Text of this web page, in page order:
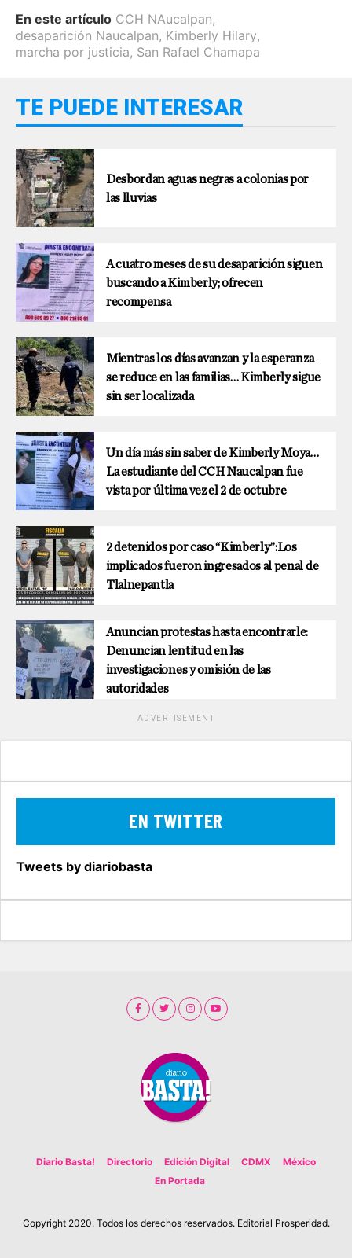
En este artículo CCH NAucalpan,
desaparición Naucalpan, Kimberly Hilary,
marcha por justicia, San Rafael Chamapa
TE PUEDE INTERESAR
Desbordan aguas negras a colonias por
las lluvias
A cuatro meses de su desaparición siguen
buscando a Kimberly; ofrecen
recompensa
Mientras los días avanzan y la esperanza
se reduce en las familias… Kimberly sigue
sin ser localizada
Un día más sin saber de Kimberly Moya…
La estudiante del CCH Naucalpan fue
vista por última vez el 2 de octubre
2 detenidos por caso “Kimberly”:Los
implicados fueron ingresados al penal de
Tlalnepantla
Anuncian protestas hasta encontrarle:
Denuncian lentitud en las
investigaciones y omisión de las
autoridades
ADVERTISEMENT
EN TWITTER
Tweets by diariobasta
Diario Basta! Directorio Edición Digital CDMX
México
En Portada
Copyright 2020. Todos los derechos reservados. Editorial Prosperidad.